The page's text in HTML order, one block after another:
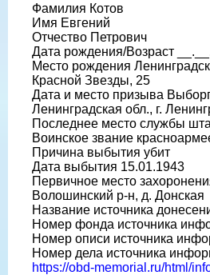
Фамилия Котов
Имя Евгений
Отчество Петрович
Дата рождения/Возраст
Место рождения
Красной Звезды, 25
Дата и место призыва
Ленинградская обл., г.
Последнее место службы
Воинское звание
Причина выбытия убит
Дата выбытия 15.01.1943
Первичное место
Волошинский р-н, д. Донская
Название источника
Номер фонда источника
Номер описи источника
Номер дела источника
https://obd-memorial.ru/html/